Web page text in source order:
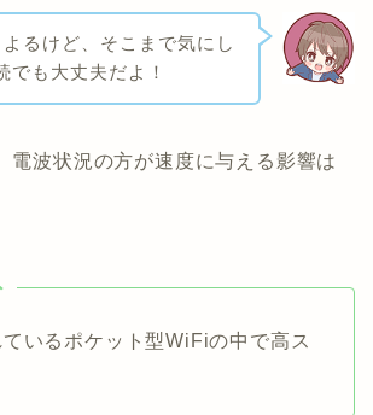
るけど、そこまで気にし
でも大丈夫だよ！
電波状況の方が速度に与える影響は
いるポケット型WiFiの中で高ス